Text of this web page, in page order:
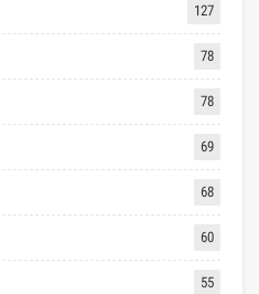
127
78
78
69
68
60
55